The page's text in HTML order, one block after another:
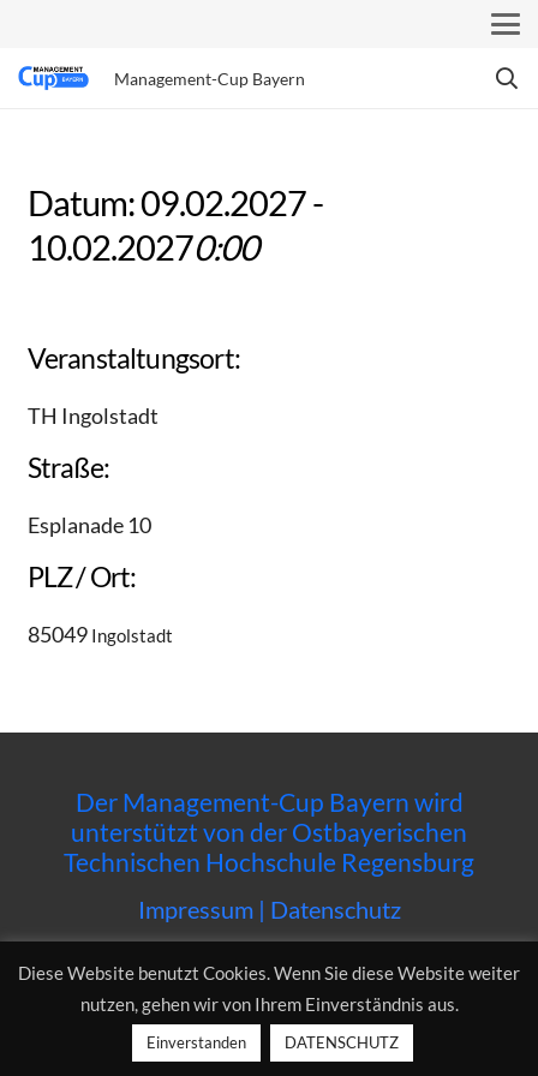
Management-Cup Bayern
Datum: 09.02.2027 -
10.02.20270:00
Veranstaltungsort:
TH Ingolstadt
Straße:
Esplanade 10
PLZ / Ort:
85049 Ingolstadt
Der Management-Cup Bayern wird
unterstützt von der Ostbayerischen
Technischen Hochschule Regensburg
Impressum| Datenschutz
Diese Website benutzt Cookies. Wenn Sie diese Website weiter
nutzen, gehen wir von Ihrem Einverständnis aus.
Einverstanden DATENSCHUTZ